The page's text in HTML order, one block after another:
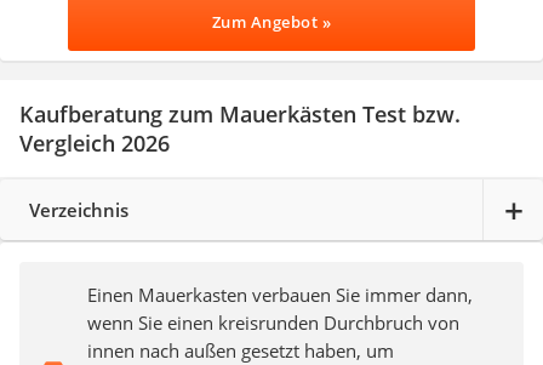
Zum Angebot »
Kaufberatung zum Mauerkästen Test bzw.
Vergleich 2026
Verzeichnis
Einen Mauerkasten verbauen Sie immer dann,
wenn Sie einen kreisrunden Durchbruch von
innen nach außen gesetzt haben, um